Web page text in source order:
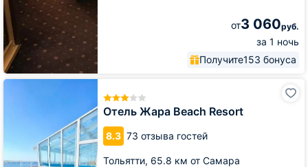
от3 060руб.
за 1 ночь
Получите153 бонуса
Отель Жара Beach Resort
8.3 73 отзыва гостей
Тольятти, 65.8 км от Самара
Отель